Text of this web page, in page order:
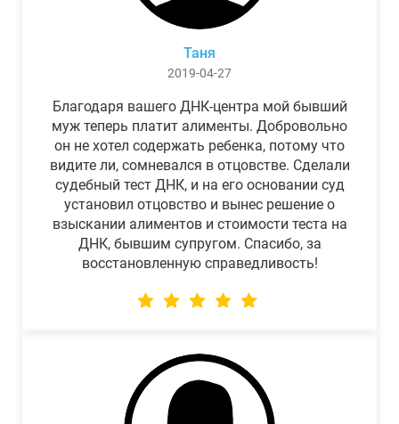
Таня
2019-04-27
Благодаря вашего ДНК-центра мой бывший
муж теперь платит алименты. Добровольно
он не хотел содержать ребенка, потому что
видите ли, сомневался в отцовстве. Сделали
судебный тест ДНК, и на его основании суд
установил отцовство и вынес решение о
взыскании алиментов и стоимости теста на
ДНК, бывшим супругом. Спасибо, за
восстановленную справедливость!